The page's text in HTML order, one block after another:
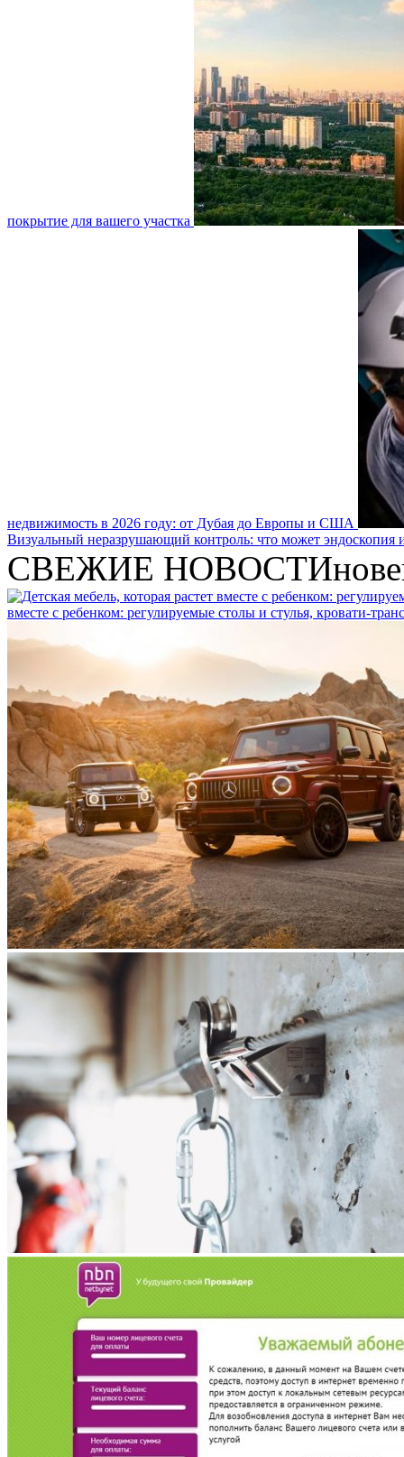
покрытие для вашего участка
недвижимость в 2026 году: от Дубая до Европы и США
Визуальный неразрушающий контроль: что может эндоскопия
СВЕЖИЕ НОВОСТИ
вместе с ребенком: регулируемые столы и стулья, кровати-